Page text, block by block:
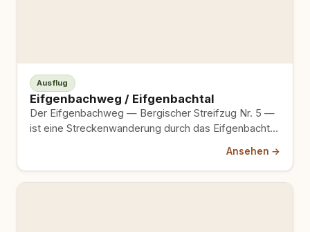
Ausflug
Eifgenbachweg / Eifgenbachtal
Der Eifgenbachweg — Bergischer Streifzug Nr. 5 —
ist eine Streckenwanderung durch das Eifgenbachtal,
Ansehen →